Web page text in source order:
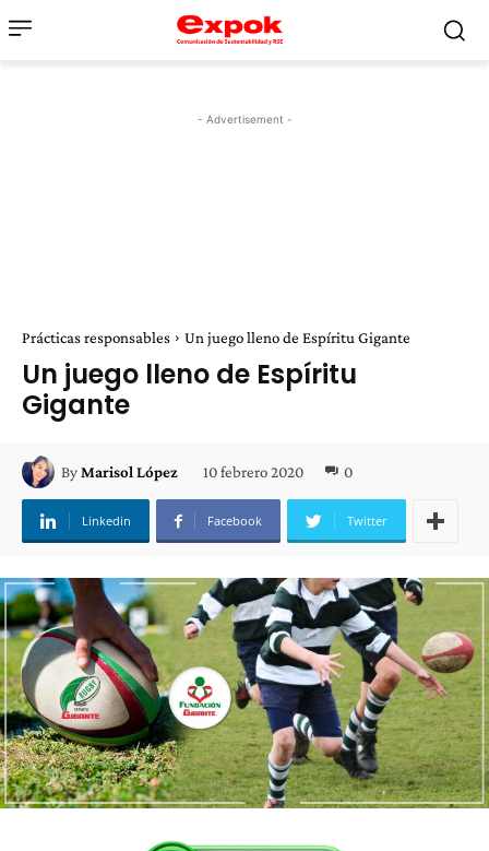
- Advertisement -
Prácticas responsables Un juego lleno de Espíritu Gigante
Un juego lleno de Espíritu
Gigante
ByMarisol López 10 febrero 2020 0
Linkedin Facebook Twitter